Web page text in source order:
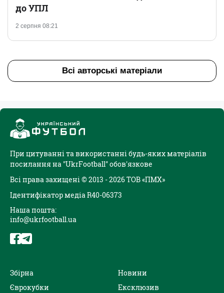
2 серпня 08:21
до УПЛ
Всі авторські матеріали
При цитуванні та використанні будь-яких матеріалів
посилання на "UkrFootball" обов'язкове
Всі права захищені © 2013 - 2026 ТОВ «ПМХ»
Ідентифікатор медіа R40-06373
Наша пошта:
info@ukrfootball.ua
Збірна
Єврокубки
Новини
Ексклюзив